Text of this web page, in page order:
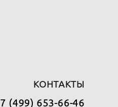
КОНТАКТЫ
(499) 653-66-46